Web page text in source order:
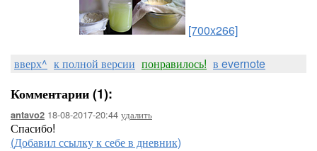
[700x266]
вверх^ к полной версии понравилось! в evernote
Комментарии (1):
antavo2 18-08-2017-20:44 удалить
Спасибо!
(Добавил ссылку к себе в дневник)